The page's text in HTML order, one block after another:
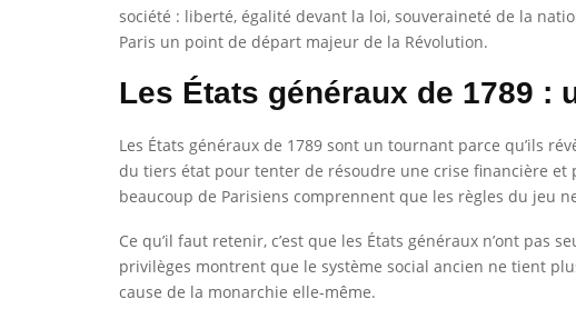
société : liberté, égalité devant la loi, souveraineté de la
Paris un point de départ majeur de la Révolution.
Les États généraux de 1789 :
Les États généraux de 1789 sont un tournant parce qu’ils
du tiers état pour tenter de résoudre une crise financière
beaucoup de Parisiens comprennent que les règles du jeu
Ce qu’il faut retenir, c’est que les États généraux n’ont
privilèges montrent que le système social ancien ne tient
cause de la monarchie elle-même.